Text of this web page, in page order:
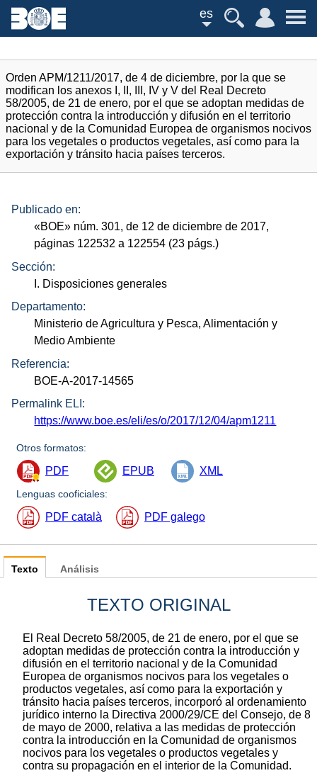
es
Orden APM/1211/2017, de 4 de diciembre, por la que se
modifican los anexos I, II, III, IV y V del Real Decreto
58/2005, de 21 de enero, por el que se adoptan medidas de
protección contra la introducción y difusión en el territorio
nacional y de la Comunidad Europea de organismos nocivos
para los vegetales o productos vegetales, así como para la
exportación y tránsito hacia países terceros.
Publicado en:
«BOE» núm. 301, de 12 de diciembre de 2017,
páginas 122532 a 122554 (23 págs.)
Sección:
I. Disposiciones generales
Departamento:
Ministerio de Agricultura y Pesca, Alimentación y
Medio Ambiente
Referencia:
BOE-A-2017-14565
Permalink ELI:
https://www.boe.es/eli/es/o/2017/12/04/apm1211
Otros formatos:
PDF EPUB XML
Lenguas cooficiales:
PDF català PDF galego
Texto
TEXTO ORIGINAL
El Real Decreto 58/2005, de 21 de enero, por el que se
adoptan medidas de protección contra la introducción y
difusión en el territorio nacional y de la Comunidad
Europea de organismos nocivos para los vegetales o
productos vegetales, así como para la exportación y
tránsito hacia países terceros, incorporó al ordenamiento
jurídico interno la Directiva 2000/29/CE del Consejo, de 8
de mayo de 2000, relativa a las medidas de protección
contra la introducción en la Comunidad de organismos
nocivos para los vegetales o productos vegetales y
contra su propagación en el interior de la Comunidad.
Análisis